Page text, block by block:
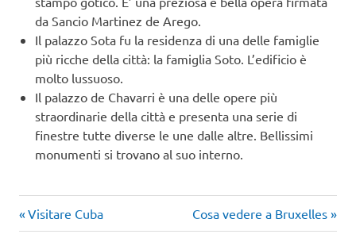
da Sancio Martinez de Arego.
Il palazzo Sota fu la residenza di una delle famiglie
più ricche della città: la famiglia Soto. L’edificio è
molto lussuoso.
Il palazzo de Chavarri è una delle opere più
straordinarie della città e presenta una serie di
finestre tutte diverse le une dalle altre. Bellissimi
monumenti si trovano al suo interno.
Navigazione
Articolo
Visitare Cuba
Articolo
Cosa vedere a Bruxelles